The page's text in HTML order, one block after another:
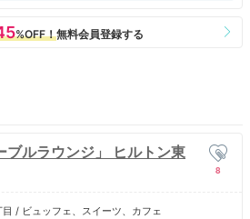
ブルラウンジ」 ヒルトン東
8
/ ビュッフェ、スイーツ、カフェ